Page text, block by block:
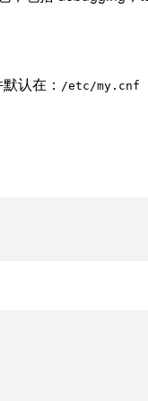
认在： /etc/my.cnf